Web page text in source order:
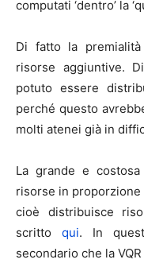
computati ‘dentro’ la
Di fatto la
risorse aggiuntive.
potuto essere
perché questo
molti atenei già in
La grande e
risorse in
cioè distribuisce
scrittoqui. In
secondario che la